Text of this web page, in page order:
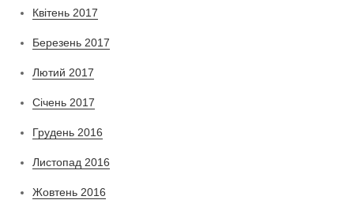
Квітень 2017
Березень 2017
Лютий 2017
Січень 2017
Грудень 2016
Листопад 2016
Жовтень 2016